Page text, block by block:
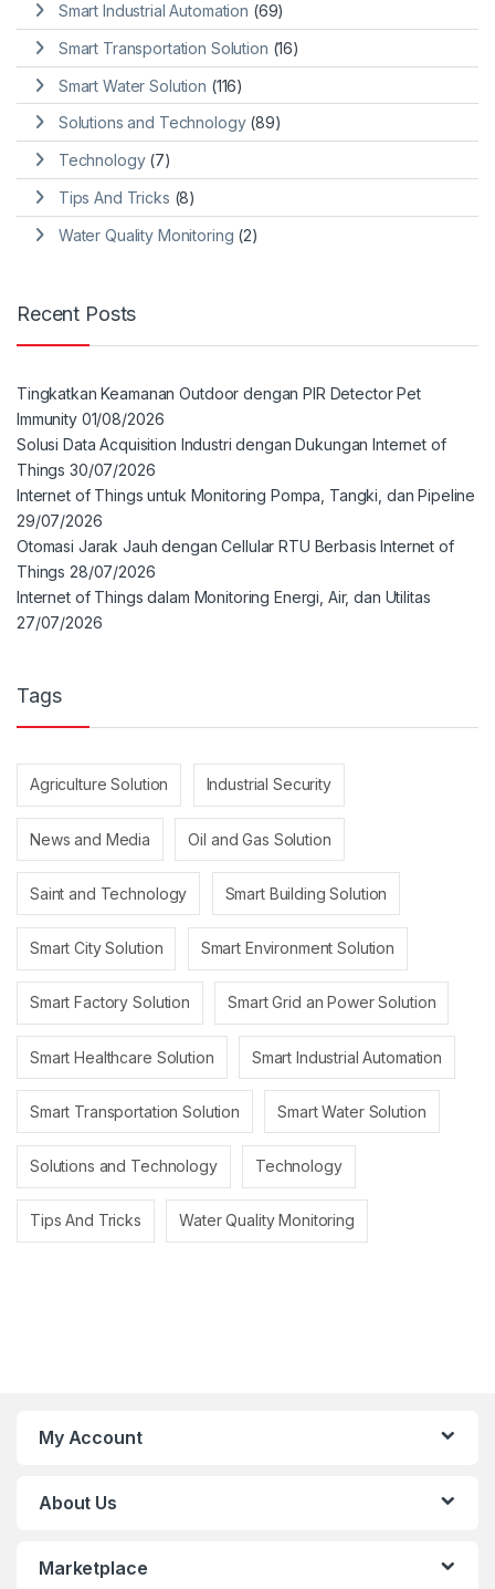
Smart Industrial Automation (69)
Smart Transportation Solution (16)
Smart Water Solution (116)
Solutions and Technology(89)
Technology(7)
Tips And Tricks (8)
Water Quality Monitoring (2)
Recent Posts
Tingkatkan Keamanan Outdoor dengan PIR Detector Pet
Immunity 01/08/2026
Solusi Data Acquisition Industri dengan Dukungan Internet of
Things 30/07/2026
Internet of Things untuk Monitoring Pompa, Tangki, dan Pipeline
29/07/2026
Otomasi Jarak Jauh dengan Cellular RTU Berbasis Internet of
Things 28/07/2026
Internet of Things dalam Monitoring Energi, Air, dan Utilitas
27/07/2026
Tags
Agriculture Solution Industrial Security
News and Media Oil and Gas Solution
Saint and Technology Smart Building Solution
Smart City Solution Smart Environment Solution
Smart Factory Solution Smart Grid an Power Solution
Smart Healthcare Solution Smart Industrial Automation
Smart Transportation Solution Smart Water Solution
Solutions and Technology Technology
Tips And Tricks Water Quality Monitoring
My Account
About Us
Marketplace